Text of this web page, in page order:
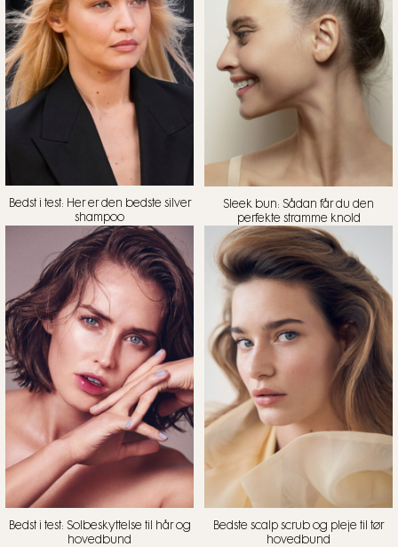
Bedst i test: Her er den bedste silver
shampoo
Sleek bun: Sådan får du den
perfekte stramme knold
Bedst i test: Solbeskyttelse til hår og
hovedbund
Bedste scalp scrub og pleje til tør
hovedbund